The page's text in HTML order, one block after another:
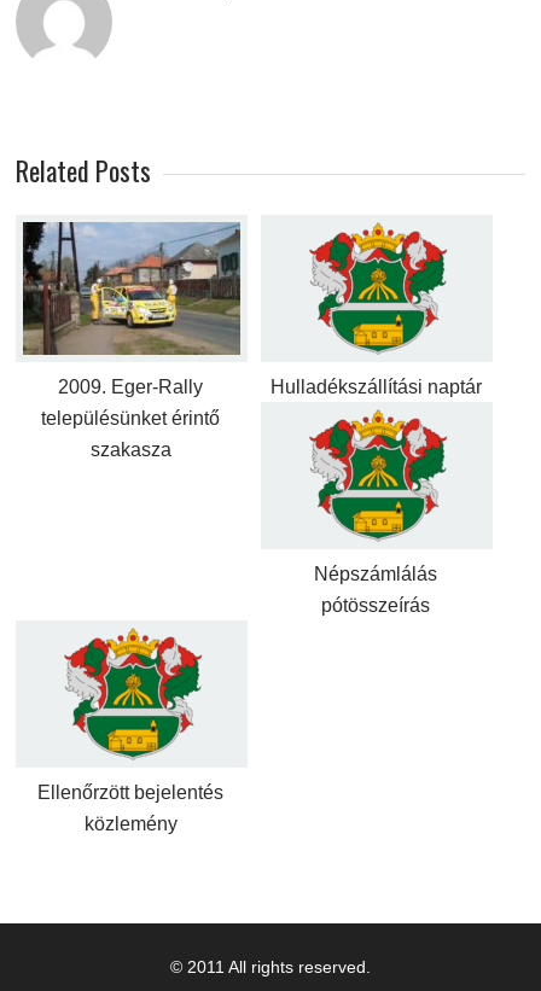
Related Posts
2009. Eger-Rally
településünket érintő
szakasza
Hulladékszállítási naptár
Népszámlálás
pótösszeírás
Ellenőrzött bejelentés
közlemény
© 2011 All rights reserved.